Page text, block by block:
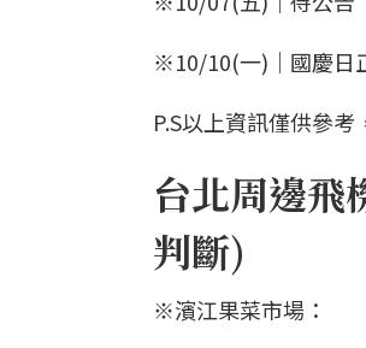
※10/10(一)｜國慶日
P.S以上資訊僅供參
台北周邊飛
判斷)
※濱江果菜市場：